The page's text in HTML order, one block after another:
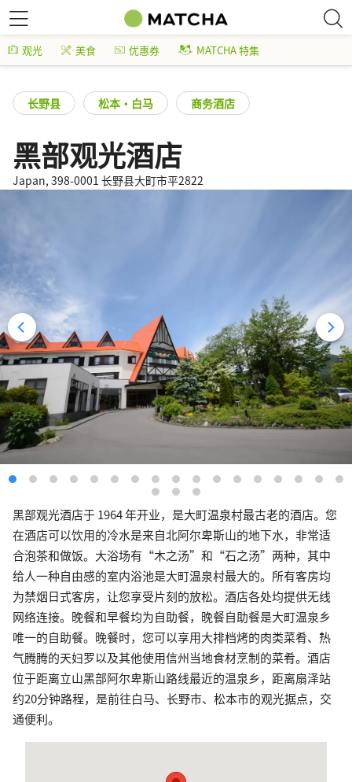
观光 美食 优惠券 MATCHA 特集
长野县 松本・白马 商务酒店
黑部观光酒店
Japan, 398-0001 长野县大町市平2822
黑部观光酒店于 1964 年开业，是大町温泉村最古老的酒店。您
在酒店可以饮用的冷水是来自北阿尔卑斯山的地下水，非常适
合泡茶和做饭。大浴场有“木之汤”和“石之汤”两种，其中
给人一种自由感的室内浴池是大町温泉村最大的。所有客房均
为禁烟日式客房，让您享受片刻的放松。酒店各处均提供无线
网络连接。晚餐和早餐均为自助餐，晚餐自助餐是大町温泉乡
唯一的自助餐。晚餐时，您可以享用大排档烤的肉类菜肴、热
气腾腾的天妇罗以及其他使用信州当地食材烹制的菜肴。酒店
位于距离立山黑部阿尔卑斯山路线最近的温泉乡，距离扇泽站
约20分钟路程，是前往白马、长野市、松本市的观光据点，交
通便利。